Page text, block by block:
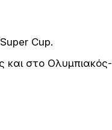
Cup.
και στο Ολυμπιακός-